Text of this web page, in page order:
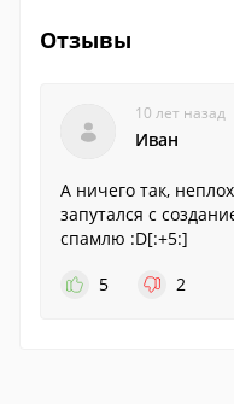
Отзывы
10 лет назад
Иван
А ничего так,
запутался с
спамлю :D[:+5:]
5
2